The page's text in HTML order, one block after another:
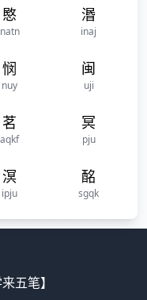
愍
natn
湣
inaj
悯
nuy
闽
uji
茗
aqkf
冥
pju
溟
ipju
酩
sgqk
五笔】